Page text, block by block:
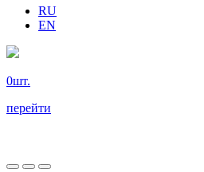
RU
EN
0шт.
перейти